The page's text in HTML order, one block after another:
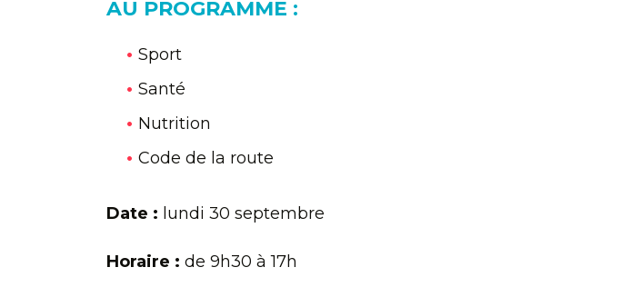
AU PROGRAMME :
Sport
Santé
Nutrition
Code de la route
Date : lundi 30 septembre
Horaire : de 9h30 à 17h